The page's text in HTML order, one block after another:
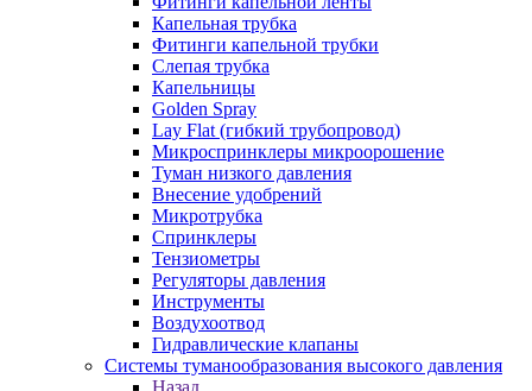
Капельная трубка
Фитинги капельной трубки
Слепая трубка
Капельницы
Golden Spray
Lay Flat (гибкий трубопровод)
Микроспринклеры микроорошение
Туман низкого давления
Внесение удобрений
Микротрубка
Спринклеры
Тензиометры
Регуляторы давления
Инструменты
Воздухоотвод
Гидравлические клапаны
Системы туманообразования высокого давления
Назад